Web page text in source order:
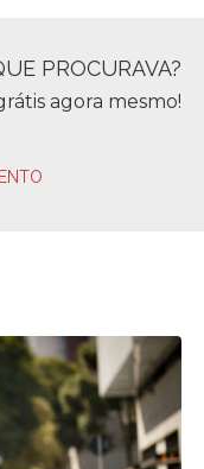
PROCURAVA?
agora mesmo!